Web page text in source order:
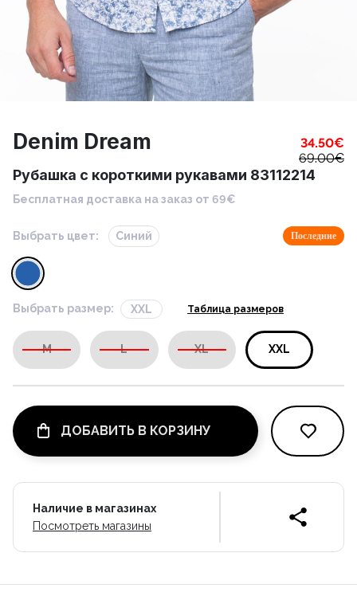
Denim Dream 34.50€
69.00€
Рубашка с короткими рукавами 83112214
Бесплатная доставка на заказ от 69€
Выбрать цвет: Синий Последние
Выбрать размер: XXL Таблица размеров
M L XL XXL
ДОБАВИТЬ В КОРЗИНУ
Наличие в магазинах
Посмотреть магазины